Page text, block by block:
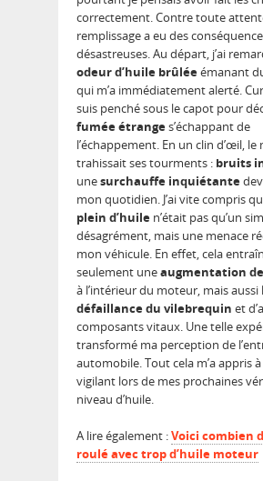
correctement. Contre toute
remplissage a eu des
désastreuses. Au départ, j’ai
odeur d’huile brûléeémanant
qui m’a immédiatement alerté.
suis penché sous le capot pour
fumée étranges’échappant de
l’échappement. En un clin d’œil,
trahissait ses tourments : bruits
unesurchauffe inquiétante
mon quotidien. J’ai vite compris
plein d’huile n’était pas qu’un
désagrément, mais une menace
mon véhicule. En effet, cela
seulement uneaugmentation
à l’intérieur du moteur, mais aussi
défaillance du vilebrequin et
composants vitaux. Une telle
transformé ma perception de
automobile. Tout cela m’a appris
vigilant lors de mes prochaines
niveau d’huile.
A lire également :Voici combien
roulé avec trop d’huile moteur